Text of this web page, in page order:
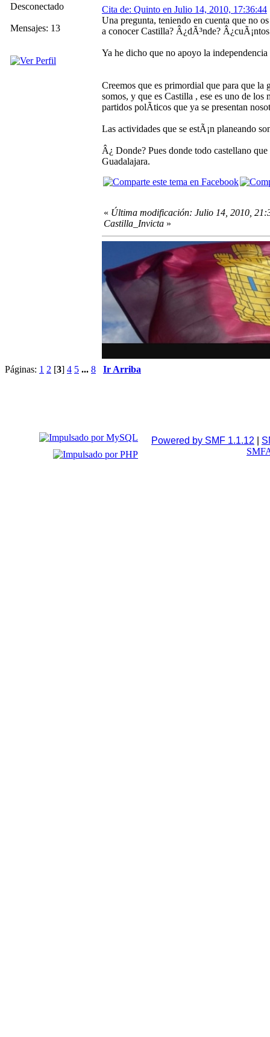
Desconectado
Mensajes: 13
Cita de: Quinto en Julio 14, 2010, 17:36:44
Una pregunta, teniendo en cuenta que no
a conocer Castilla? Â¿dÃ³nde?
Ya he dicho que no apoyo la
Creemos que es primordial que para que
somos, y que es Castilla , ese es uno de
partidos polÃ­ticos que ya se presentan
Las actividades que se estÃ¡n planeando
Â¿ Donde? Pues donde todo castellano
Guadalajara.
« Última modificación: Julio 14, 2010,
Castilla_Invicta »
Páginas: 1 2 [3] 4 5 ... 8 Ir Arriba
Powered by SMF 1.1.12